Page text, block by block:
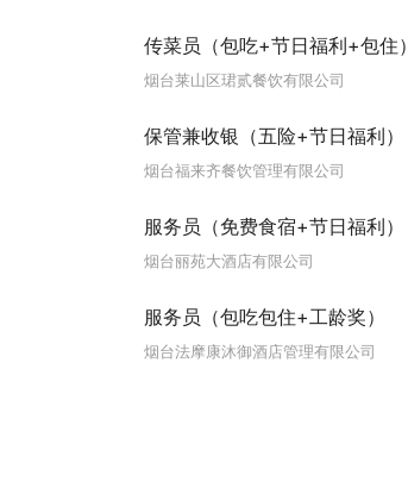
传菜员（包吃+节日福利+包住）
烟台莱山区珺贰餐饮有限公司
保管兼收银（五险+节日福利）
烟台福来齐餐饮管理有限公司
服务员（免费食宿+节日福利）
烟台丽苑大酒店有限公司
服务员（包吃包住+工龄奖）
烟台法摩康沐御酒店管理有限公司